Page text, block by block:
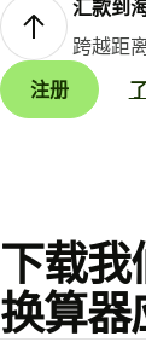
汇款到
跨越距
注册
下载我
换算器